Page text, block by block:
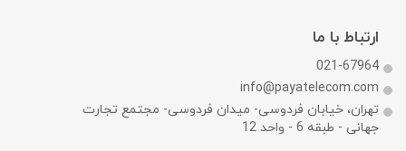
ارتباط با ما
021-67964
info@payatelecom.com
تهران، خیابان فردوسی- میدان فردوسی- مجتمع تجارت
جهانی - طبقه 6 - واحد 12